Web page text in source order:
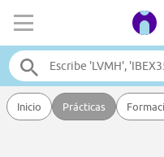
Inicio Prácticas